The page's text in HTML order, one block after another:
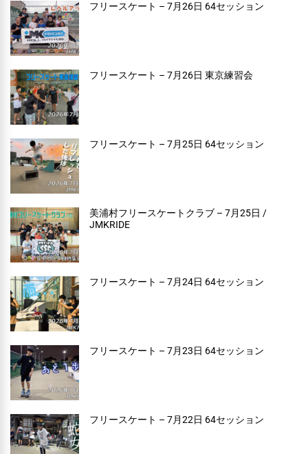
フリースケート – 7月26日 64セッション
フリースケート – 7月26日 東京練習会
フリースケート – 7月25日 64セッション
美浦村フリースケートクラブ – 7月25日 /
JMKRIDE
フリースケート – 7月24日 64セッション
フリースケート – 7月23日 64セッション
フリースケート – 7月22日 64セッション